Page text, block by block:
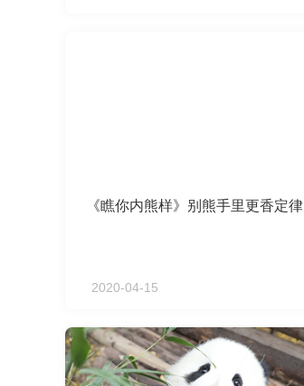
《瞧你内熊样》别熊手里更香定律
2020-04-15